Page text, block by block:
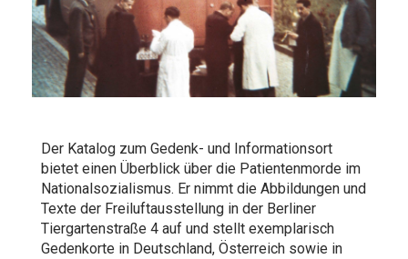
Der Katalog zum Gedenk- und Informationsort
bietet einen Überblick über die Patientenmorde im
Nationalsozialismus. Er nimmt die Abbildungen und
Texte der Freiluftausstellung in der Berliner
Tiergartenstraße 4 auf und stellt exemplarisch
Gedenkorte in Deutschland, Österreich sowie in